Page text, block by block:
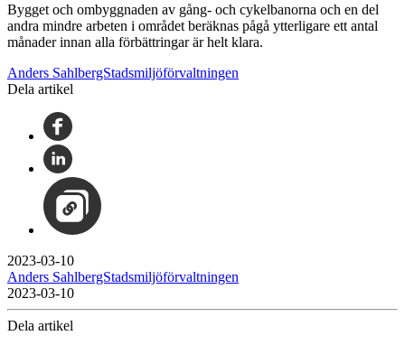
Bygget och ombyggnaden av gång- och cykelbanorna och en del
andra mindre arbeten i området beräknas pågå ytterligare ett antal
månader innan alla förbättringar är helt klara.
Anders SahlbergStadsmiljöförvaltningen
Dela artikel
2023-03-10
Anders SahlbergStadsmiljöförvaltningen
2023-03-10
Dela artikel